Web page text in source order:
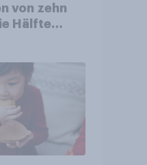
von zehn
Hälfte